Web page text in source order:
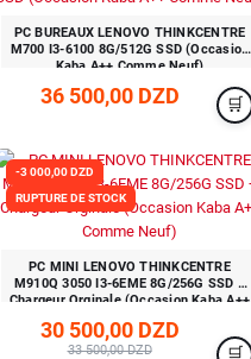
PC BUREAUX LENOVO THINKCENTRE
M700 I3-6100 8G/512G SSD (Occasion
Kaba A++ Comme Neuf)
36 500,00 DZD
-3 000,00 DZD
RUPTURE DE STOCK
PC MINI LENOVO THINKCENTRE
M910Q 3050 I3-6EME 8G/256G SSD +
Chargeur Orginale (Occasion Kaba A++
30 500,00 DZD
33 500,00 DZD